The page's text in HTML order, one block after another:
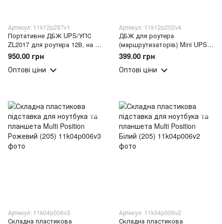
Артикул: 11k12p287v1
Портативне ДБЖ UPS/УПС
ZL2017 для роутера 12В, на 3
зелених акумулятора
(7200mAh)
950.00 грн
Оптові ціни
Артикул: 11k12p202v4
ДБЖ для роутера
(маршрутизаторів) Mini UPS/
УПС ZL2017 12В (AX)
399.00 грн
Оптові ціни
Артикул: 11k04p006v3
Складна пластикова
Артикул: 11k04p006v2
Складна пластикова